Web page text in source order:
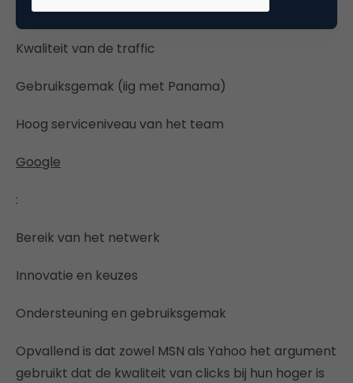
Groot bereik netwerk
Kwaliteit van de traffic
Gebruiksgemak (iig met Panama)
Hoog serviceniveau van het team
Google
:
Bereik van het netwerk
Innovatie en keuzes
Ondersteuning en gebruiksgemak
Opvallend is dat zowel MSN als Yahoo het argument
gebruikt dat de kwaliteit van clicks bij hun hoger is